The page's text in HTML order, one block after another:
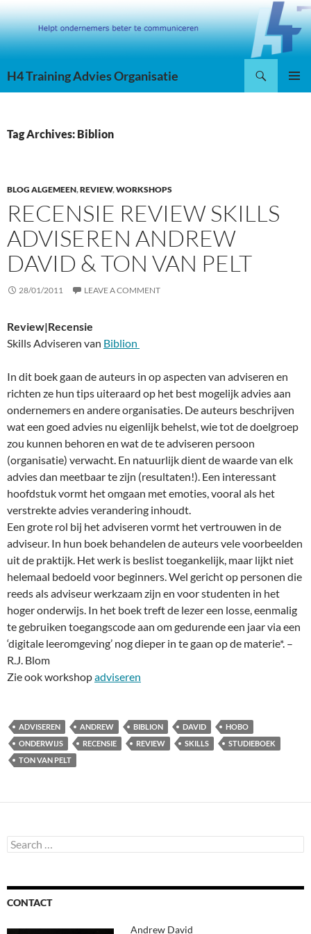
Skip
to
content
H4 Training Advies Organisatie
Tag Archives: Biblion
BLOG ALGEMEEN,REVIEW,WORKSHOPS
RECENSIE REVIEW SKILLS
ADVISEREN ANDREW
DAVID & TON VAN PELT
28/01/2011 LEAVE A COMMENT
Review|Recensie
Skills Adviseren van Biblion
In dit boek gaan de auteurs in op aspecten van adviseren en
richten ze hun tips uiteraard op het best mogelijk advies aan
ondernemers en andere organisaties. De auteurs beschrijven
wat een goed advies nu eigenlijk behelst, wie tot de doelgroep
zou kunnen behoren en wat de te adviseren persoon
(organisatie) verwacht. En natuurlijk dient de waarde van elk
advies dan meetbaar te zijn (resultaten!). Een interessant
hoofdstuk vormt het omgaan met emoties, vooral als het
verstrekte advies verandering inhoudt.
Een grote rol bij het adviseren vormt het vertrouwen in de
adviseur. In hun boek behandelen de auteurs vele voorbeelden
uit de praktijk. Het werk is beslist toegankelijk, maar lijkt niet
helemaal bedoeld voor beginners. Wel gericht op personen die
reeds als adviseur werkzaam zijn en voor studenten in het
hoger onderwijs. In het boek treft de lezer een losse, eenmalig
te gebruiken toegangscode aan om gedurende een jaar via een
‘digitale leeromgeving’ nog dieper in te gaan op de materie*. –
R.J. Blom
Zie ook workshopadviseren
ADVISEREN ANDREW BIBLION DAVID
HOBO
ONDERWIJS
RECENSIE REVIEW SKILLS
STUDIEBOEK
TON VAN PELT
Search
for:
CONTACT
Andrew David